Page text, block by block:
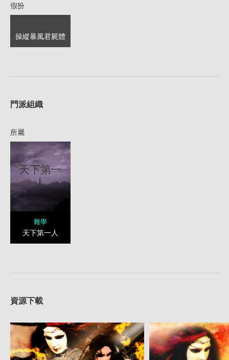
假扮
操縱暴風君屍體
門派組織
所屬
天下第一
人
雜學
天下第一人
資源下載